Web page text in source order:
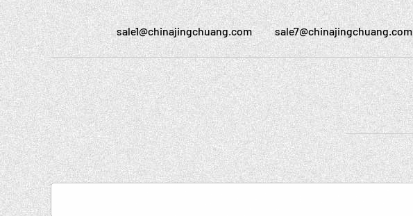
sale1@chinajingchuang.com sale7@chinajingchuang.com